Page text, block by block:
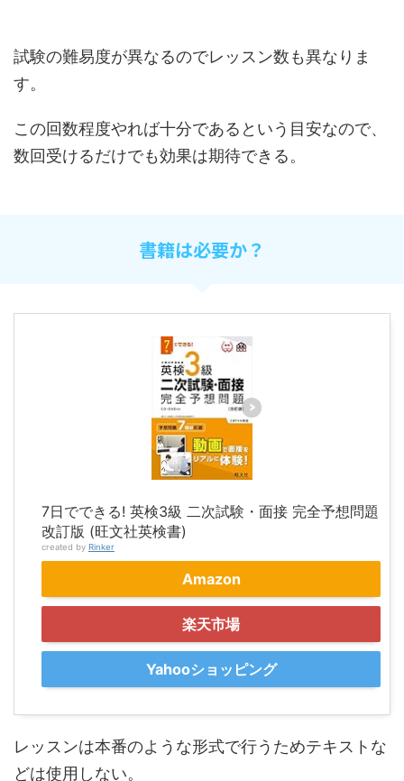
試験の難易度が異なるのでレッスン数も異なりま
す。
この回数程度やれば十分であるという目安なので、
数回受けるだけでも効果は期待できる。
書籍は必要か？
7日でできる! 英検3級 二次試験・面接 完全予想問題
改訂版 (旺文社英検書)
created by Rinker
Amazon
楽天市場
Yahooショッピング
レッスンは本番のような形式で行うためテキストな
どは使用しない。